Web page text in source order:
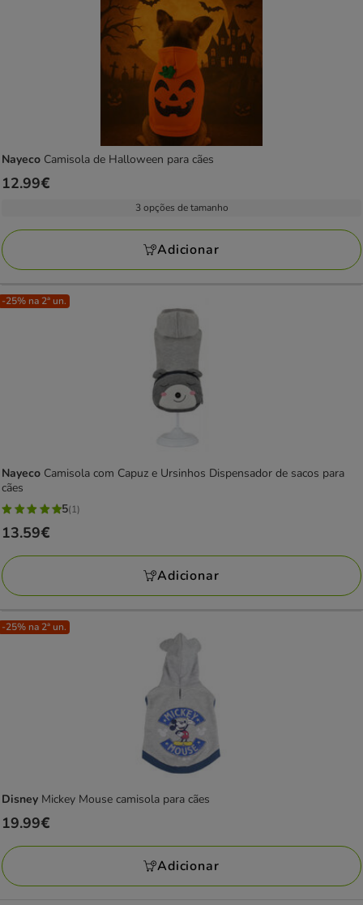
Nayeco Camisola de Halloween para cães
Preço
12.99€
3 opções de tamanho
Adicionar
-25% na 2ª un.
Nayeco Camisola com Capuz e Ursinhos Dispensador de sacos para
cães
5
estrelas
com
1
avaliações
5(1)
Preço
13.59€
13.59€
Adicionar
-25% na 2ª un.
Disney Mickey Mouse camisola para cães
Preço
19.99€
19.99€
Adicionar